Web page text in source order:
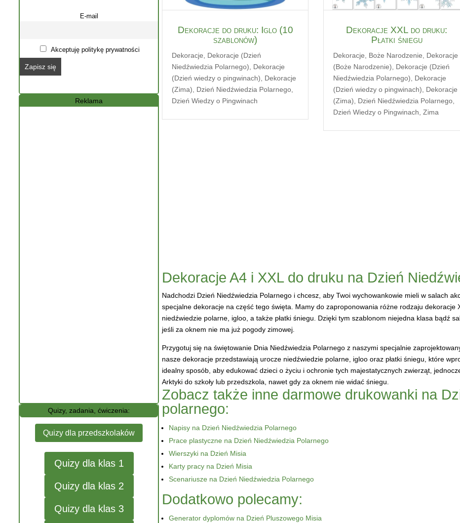
E-mail
Akceptuję politykę prywatności
Reklama
Quizy, zadania, ćwiczenia:
Quizy dla przedszkolaków
Quizy dla klas 1
Quizy dla klas 2
Quizy dla klas 3
Dekoracje do druku: Iglo (10
szablonów)
Dekoracje
Dekoracje (Dzień
Niedźwiedzia Polarnego)
Dekoracje
(Dzień wiedzy o pingwinach)
Dekoracje
(Zima)
Dzień Niedźwiedzia Polarnego
Dzień Wiedzy o Pingwinach
Dekoracje XXL do druku:
Płatki śniegu
Dekoracje Boże Narodzenie
Dekoracje
(Boże Narodzenie)
Dekoracje (Dzień
Niedźwiedzia Polarnego)
Dekoracje
(Dzień wiedzy o pingwinach)
Dekoracje
(Zima)
Dzień Niedźwiedzia Polarnego
Dzień Wiedzy o Pingwinach ,Zima
Dekoracje A4 i XXL do druku na Dzień
Nadchodzi Dzień Niedźwiedzia Polarnego i chcesz, aby Twoi wychowankowie mieli w salach
specjalne dekoracje na część tego święta. Mamy do zaproponowania różne rodzaju dekoracje
niedźwiedzie polarne, igloo, a także płatki śniegu. Dzięki tym szablonom niejedna klasa bądź
jeśli za oknem nie ma już pogody zimowej.
Przygotuj się na świętowanie Dnia Niedźwiedzia Polarnego z naszymi specjalnie
nasze dekoracje przedstawiają urocze niedźwiedzie polarne, igloo oraz płatki śniegu, które
idealny sposób, aby edukować dzieci o życiu i ochronie tych majestatycznych zwierząt,
Arktyki do szkoły lub przedszkola, nawet gdy za oknem nie widać śniegu.
Zobacz także inne darmowe drukowanki na
polarnego:
Napisy na Dzień Niedźwiedzia Polarnego
Prace plastyczne na Dzień Niedźwiedzia Polarnego
Wierszyki na Dzień Misia
Karty pracy na Dzień Misia
Scenariusze na Dzień Niedźwiedzia Polarnego
Dodatkowo polecamy:
Generator dyplomów na Dzień Pluszowego Misia